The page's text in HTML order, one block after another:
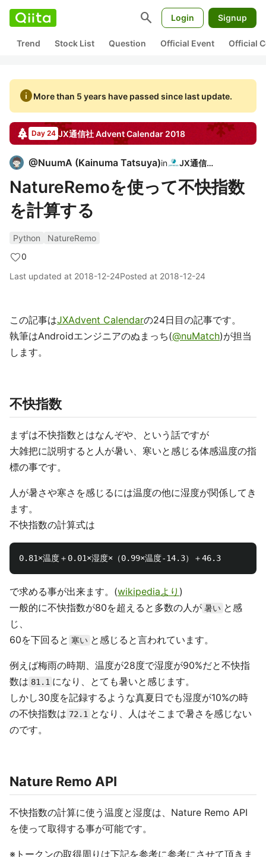
search Login Signup
Trend Stock List Question Official Event Official
infoMore than 5 years have passed since last update.
Day 24 JX通信社Advent Calendar 2018
@NuumA (Kainuma Tatsuya)in JX通信社
NatureRemoを使って不快指数
を計算する
Python
NatureRemo
0
Last updated at 2018-12-24Posted at 2018-12-24
この記事はJXAdvent Calendarの24日目の記事です。
執筆はAndroidエンジニアのぬまっち(@nuMatch)が担当
します。
不快指数
まずは不快指数とはなんぞや、という話ですが
大雑把に説明すると人が暑い、寒いと感じる体感温度の指
標の事です。
人が暑さや寒さを感じるには温度の他に湿度が関係してき
ます。
不快指数の計算式は
で求める事が出来ます。(wikipediaより )
一般的に不快指数が80を超えると多数の人が 暑い と感
じ、
60を下回ると 寒い と感じると言われています。
例えば梅雨の時期、温度が28度で湿度が90%だと不快指
数は 81.1 になり、とても暑いと感じます。
しかし30度を記録するような真夏日でも湿度が10%の時
の不快指数は 72.1 となり、人はそこまで暑さを感じない
のです。
Nature Remo API
不快指数の計算に使う温度と湿度は、Nature Remo API
を使って取得する事が可能です。
※トークンの取得周りは下記を参考に参考にさせて頂きま